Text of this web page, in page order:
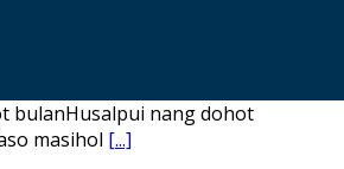
bulanHusalpui nang dohot
masihol [...]